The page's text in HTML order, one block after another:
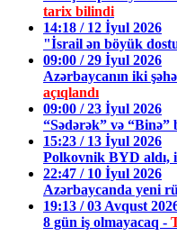
tarix bilindi
14:18 / 12 İyul 2026
"İsrail ən böyük
09:00 / 29 İyul 2026
Azərbaycanın iki
açıqlandı
09:00 / 23 İyul 2026
“Sədərək” və “Binə”
15:23 / 13 İyul 2026
Polkovnik BYD aldı,
22:47 / 10 İyul 2026
Azərbaycanda yeni
19:13 / 03 Avqust
8 gün iş olmayacaq -